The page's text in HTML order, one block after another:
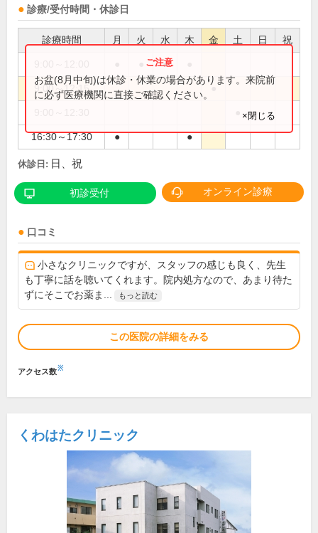
診療/受付時間・休診日
診療時間 月 火 水 木 金 土 日 祝
●
9:00～12:15 ●
16:30～17:30 ● ●
お盆(8月中旬)は休診・休業の場合があります。来院前
に必ず医療機関に直接ご確認ください。
×閉じる
休診日: 日、祝
初診受付 オンライン診療
口コミ
小さなクリニックですが、スタッフの感じも良く、先生
も丁寧に話を聴いてくれます。院内処方なので、あまり待た
ずにそこでお薬ま...
もっと読む
この医院の詳細をみる
アクセス数※
くわはたクリニック